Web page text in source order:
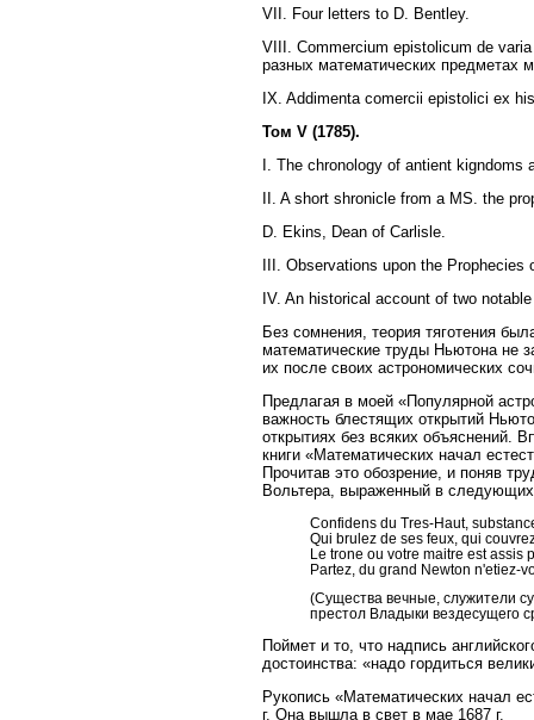
VII. Four letters to D. Bentley.
VIII. Commercium epistolicum de
разных математических предметах
IX. Addimenta comercii epistolici ex
Том V (1785).
I. The chronology of antient kigndoms
II. A short shronicle from a MS. the
D. Ekins, Dean of Carlisle.
III. Observations upon the
IV. An historical account of two
Без сомнения, теория тяготения
математические труды Ньютона не
их после своих астрономических
Предлагая в моей «Популярной
важность блестящих открытий
открытиях без всяких объяснений.
книги «Математических начал
Прочитав это обозрение, и поняв
Вольтера, выраженный в
Confidens du Tres-Haut,
Qui brulez de ses feux, qui
Le trone ou votre maitre est assis
Partez, du grand Newton n'etiez-
(Существа вечные, служители
престол Владыки вездесущего
Поймет и то, что надпись
достоинства: «надо гордиться
Рукопись «Математических начал
г. Она вышла в свет в мае 1687 г.